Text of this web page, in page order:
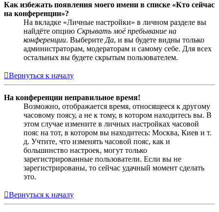
Как избежать появления моего имени в списке «Кто сейчас
на конференции»?
На вкладке «Личные настройки» в личном разделе вы
найдёте опцию Скрывать моё пребывание на
конференции. Выберите Да, и вы будете видны только
администраторам, модераторам и самому себе. Для всех
остальных вы будете скрытым пользователем.
Вернуться к началу
На конференции неправильное время!
Возможно, отображается время, относящееся к другому
часовому поясу, а не к тому, в котором находитесь вы. В
этом случае измените в личных настройках часовой
пояс на тот, в котором вы находитесь: Москва, Киев и т.
д. Учтите, что изменять часовой пояс, как и
большинство настроек, могут только
зарегистрированные пользователи. Если вы не
зарегистрированы, то сейчас удачный момент сделать
это.
Вернуться к началу